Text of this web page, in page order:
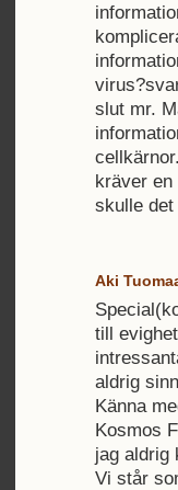
slut mr.
kräver
skulle
Aki
till
aldrig
Känna
Kosmos
jag aldrig
Vi står